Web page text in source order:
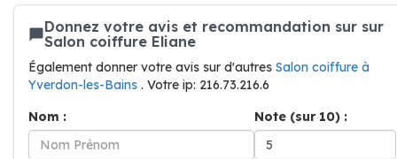
Donnez votre avis et recommandation sur sur
Salon coiffure Eliane
Également donner votre avis sur d'autres Salon coiffure à
Yverdon-les-Bains . Votre ip: 216.73.216.6
Nom :
Note (sur 10) :